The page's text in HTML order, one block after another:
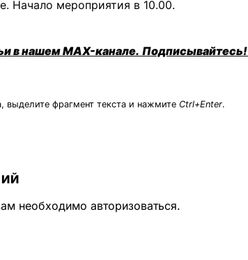
Начало мероприятия в 10.00.
в нашем MAX-канале. Подписывайтесь!
фрагмент текста и нажмите Ctrl+Enter.
необходимо авторизоваться.